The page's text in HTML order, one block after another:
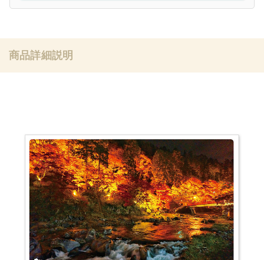
商品詳細説明